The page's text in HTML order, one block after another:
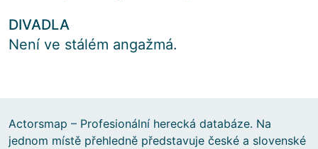
DIVADLA
Není ve stálém angažmá.
Actorsmap – Profesionální herecká databáze. Na
jednom místě přehledně představuje české a slovenské